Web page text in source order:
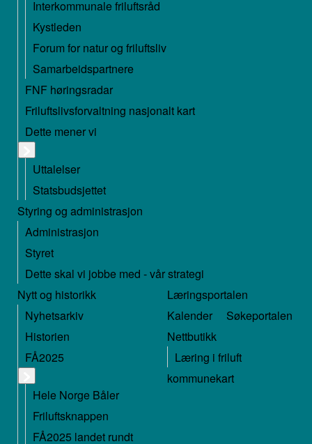
Interkommunale friluftsråd
Kystleden
Forum for natur og friluftsliv
Samarbeidspartnere
FNF høringsradar
Friluftslivsforvaltning nasjonalt kart
Dette mener vi
Uttalelser
Statsbudsjettet
Styring og administrasjon
Administrasjon
Styret
Dette skal vi jobbe med - vår strategi
Nytt og historikk
Nyhetsarkiv
Historien
FÅ2025
Hele Norge Båler
Friluftsknappen
FÅ2025 landet rundt
Læringsportalen
Kalender
Søkeportalen
Nettbutikk
Læring i friluft
kommunekart